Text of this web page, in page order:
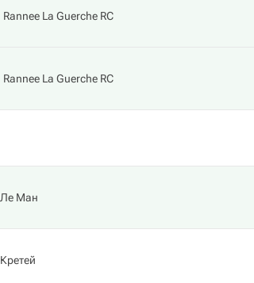
Rannee La Guerche RC
Rannee La Guerche RC
Ле Ман
Кретей